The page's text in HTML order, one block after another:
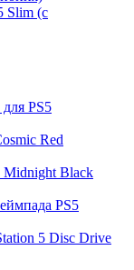
Slim (с
PS5
Red
Midnight Black
PS5
5 Disc Drive